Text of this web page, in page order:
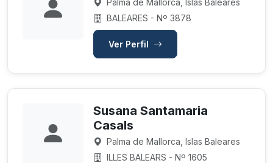
Palma de Mallorca, Islas Baleares
BALEARES - Nº 3878
Ver Perfil
Susana Santamaria
Casals
Palma de Mallorca, Islas Baleares
ILLES BALEARS - Nº 1605